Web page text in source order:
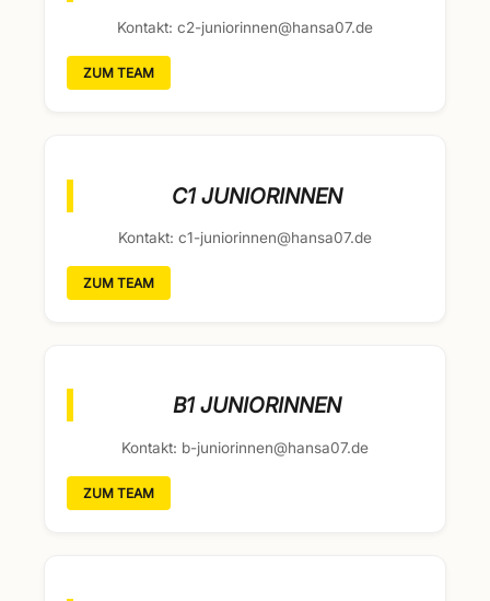
Kontakt: c2-juniorinnen@hansa07.de
ZUM TEAM
C1 JUNIORINNEN
Kontakt: c1-juniorinnen@hansa07.de
ZUM TEAM
B1 JUNIORINNEN
Kontakt: b-juniorinnen@hansa07.de
ZUM TEAM